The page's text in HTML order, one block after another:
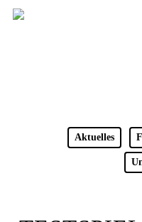
Skip
Aktuelles